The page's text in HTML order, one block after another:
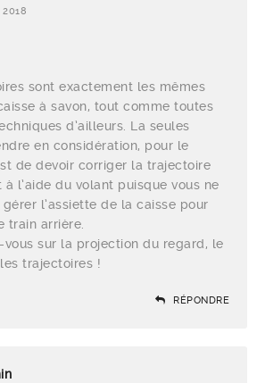
2018
sont exactement les mêmes
à savon, tout comme toutes
d’ailleurs. La seules
en considération, pour le
de devoir corriger la trajectoire
à l’aide du volant puisque vous ne
l’assiette de la caisse pour
train arrière.
vous sur la projection du regard, le
trajectoires !
RÉPONDRE